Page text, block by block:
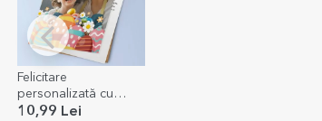
Felicitare
personalizată cu
poză - Un Paște
10,99 Lei